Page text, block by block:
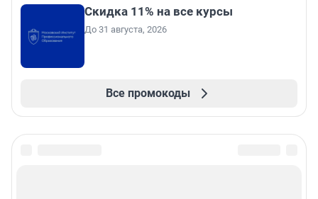
Скидка 11% на все курсы
До 31 августа, 2026
Все промокоды